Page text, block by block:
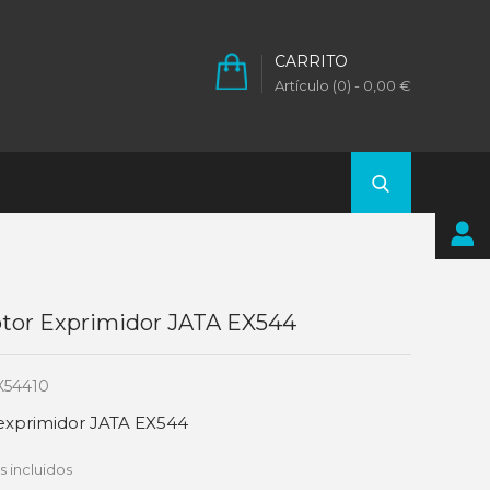
CARRITO
Artículo (0) - 0,00 €
Exprimidor JATA EX544
JATA EX544
incluidos